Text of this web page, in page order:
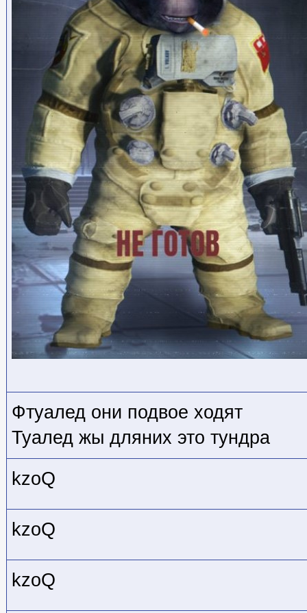
Фтуалед они подвое ходят
Туалед жы дляних это тундра
kzoQ
kzoQ
kzoQ